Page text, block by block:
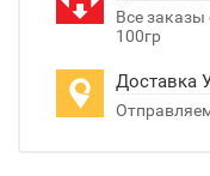
Все заказы
100гр
Доставка